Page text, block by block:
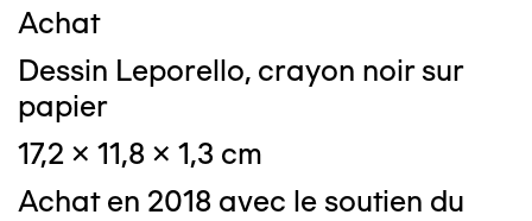
Achat
Dessin Leporello, crayon noir sur
papier
17,2 x 11,8 x 1,3 cm
Achat en 2018 avec le soutien du